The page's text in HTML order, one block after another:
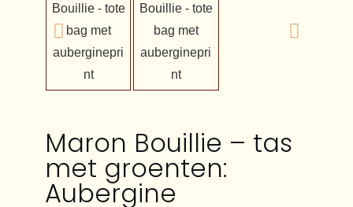
Maron Bouillie – tas
met groenten:
Aubergine